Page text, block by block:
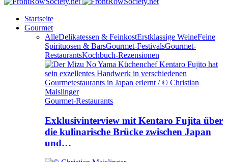
Startseite
Gourmet
AlleDelikatessen & FeinkostErstklassige WeineFeine
Spirituosen & BarsGourmet-FestivalsGourmet-
RestaurantsKochbuch-Rezensionen
Gourmet-Restaurants
Exklusivinterview mit Kentaro Fujita über
die kulinarische Brücke zwischen Japan
und…